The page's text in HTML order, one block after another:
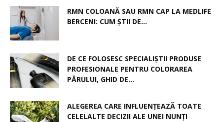
RMN COLOANĂ SAU RMN CAP LA MEDLIFE
BERCENI: CUM ȘTII DE...
DE CE FOLOSESC SPECIALIȘTII PRODUSE
PROFESIONALE PENTRU COLORAREA
PĂRULUI, GHID DE...
ALEGEREA CARE INFLUENȚEAZĂ TOATE
CELELALTE DECIZII ALE UNEI NUNȚI